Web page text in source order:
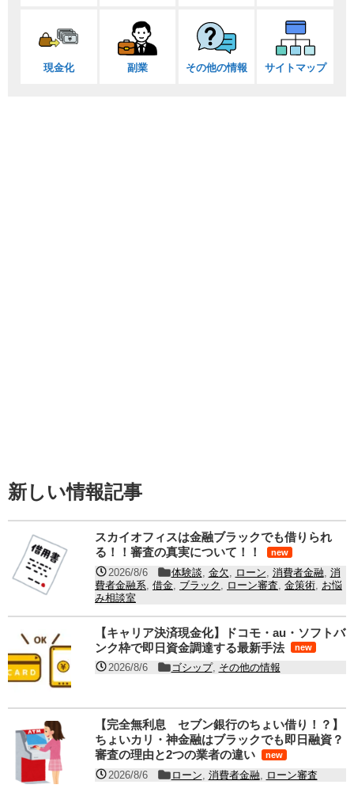
現金化 副業 その他の情報 サイトマップ
新しい情報記事
スカイオフィスは金融ブラックでも借りられ
る！！審査の真実について！！
new
2026/8/6 体験談 金欠 ローン 消費者金融 消
費者金融系 借金 ブラック ローン審査 金策術 お悩
み相談室
【キャリア決済現金化】ドコモ・au・ソフトバ
ンク枠で即日資金調達する最新手法
new
2026/8/6 ゴシップ, その他の情報
【完全無利息 セブン銀行のちょい借り！？】
ちょいカリ・神金融はブラックでも即日融資？
審査の理由と2つの業者の違い
new
2026/8/6 ローン 消費者金融 ローン審査